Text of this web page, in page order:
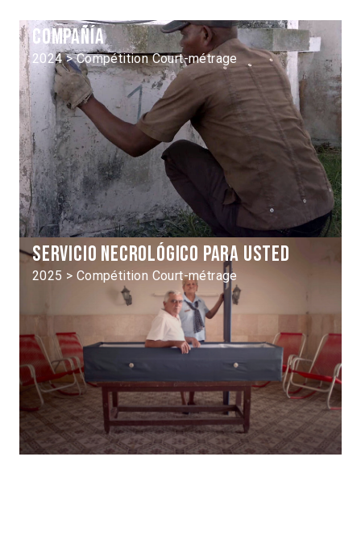
Compañía
2024 > Compétition Court-métrage
Servicio necrológico para usted
2025 > Compétition Court-métrage